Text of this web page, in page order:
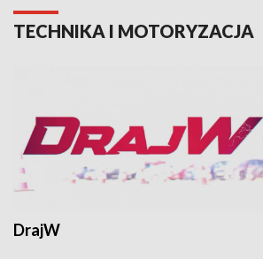
TECHNIKA I MOTORYZACJA
DrajW